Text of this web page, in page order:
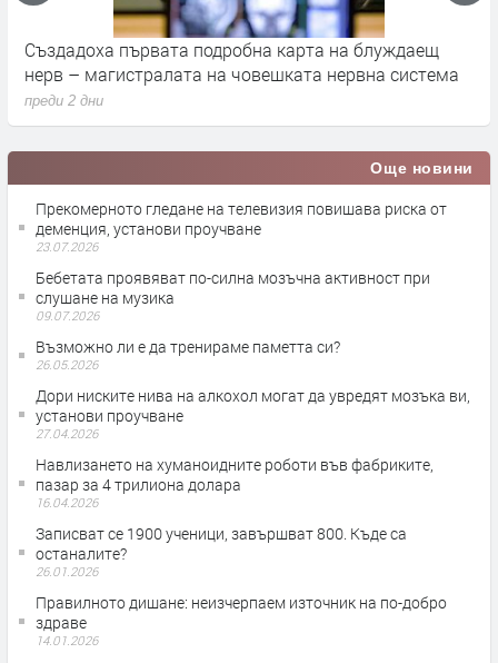
Създадоха първата подробна карта на блуждаещ
нерв – магистралата на човешката нервна система
преди 2 дни
Още новини
Прекомерното гледане на телевизия повишава риска от
деменция, установи проучване
23.07.2026
Бебетата проявяват по-силна мозъчна активност при
слушане на музика
09.07.2026
Възможно ли е да тренираме паметта си?
26.05.2026
Дори ниските нива на алкохол могат да увредят мозъка ви,
установи проучване
27.04.2026
Навлизането на хуманоидните роботи във фабриките,
пазар за 4 трилиона долара
16.04.2026
Записват се 1900 ученици, завършват 800. Къде са
останалите?
26.01.2026
Правилното дишане: неизчерпаем източник на по-добро
здраве
14.01.2026